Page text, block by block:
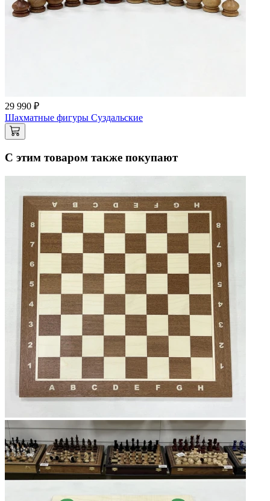
29 990 ₽
Шахматные фигуры Суздальские
С этим товаром также покупают